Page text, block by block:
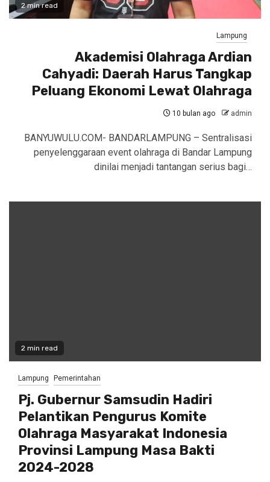
2 min read
Lampung
Akademisi Olahraga Ardian
Cahyadi: Daerah Harus Tangkap
Peluang Ekonomi Lewat Olahraga
10 bulan ago admin
BANYUWULU.COM- BANDARLAMPUNG – Sentralisasi
penyelenggaraan event olahraga di Bandar Lampung
dinilai menjadi tantangan serius bagi…
2 min read
Lampung Pemerintahan
Pj. Gubernur Samsudin Hadiri
Pelantikan Pengurus Komite
Olahraga Masyarakat Indonesia
Provinsi Lampung Masa Bakti
2024-2028